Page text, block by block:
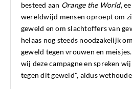
besteed aan Orange the World,
wereldwijd mensen oproept om
geweld en om slachtoffers van
helaas nog steeds noodzakelijk
geweld tegen vrouwen en
wij deze campagne en spreken
tegen dit geweld", aldus